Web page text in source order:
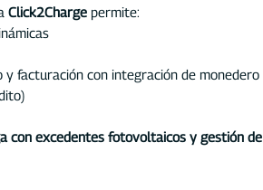
Click2Charge permite:
facturación con integración de monedero
con excedentes fotovoltaicos y gestión de